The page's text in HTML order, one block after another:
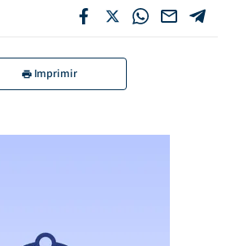
Imprimir